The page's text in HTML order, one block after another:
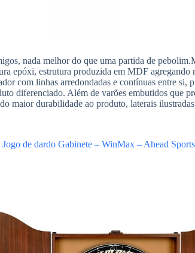
nada melhor do que uma partida de
epóxi, estrutura produzida em MDF agregando
com linhas arredondadas e contínuas entre si,
diferenciado. Além de varões embutidos que
maior durabilidade ao produto, laterais
de dardo Gabinete – WinMax – Ahead